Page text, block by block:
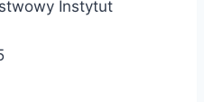
Instytut